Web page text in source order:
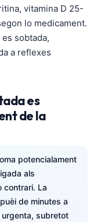
vitamina D 25-
lo medicament.
es sobtada,
a reflexes
es
de la
potencialament
als
contrari. La
de minutes a
urgenta, subretot